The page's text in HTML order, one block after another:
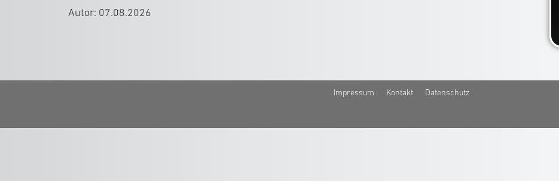
Autor: 07.08.2026
Impressum Kontakt Datenschutz